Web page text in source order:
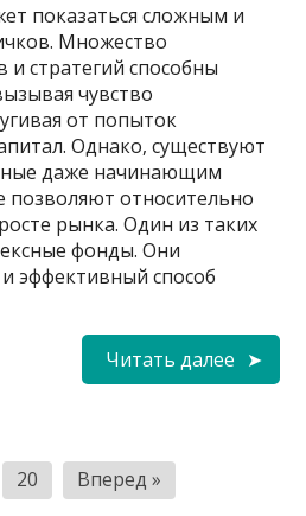
показаться сложным и
Множество
стратегий способны
чувство
от попыток
Однако, существуют
даже начинающим
позволяют относительно
рынка. Один из таких
фонды. Они
эффективный способ
Читать далее
20 Вперед »